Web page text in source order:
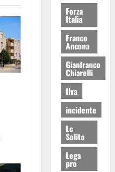
Forza
Italia
Franco
Ancona
Gianfranco
Chiarelli
Ilva
incidente
Lc
Solito
Lega
pro